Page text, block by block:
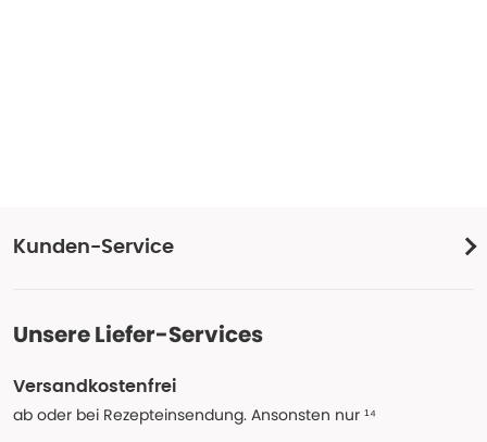
Kunden-Service
Unsere Liefer-Services
Versandkostenfrei
ab oder bei Rezepteinsendung. Ansonsten nur ¹⁴